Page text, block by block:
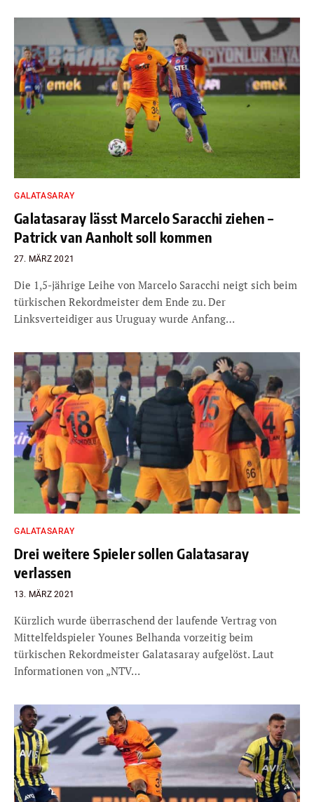
GALATASARAY
Galatasaray lässt Marcelo Saracchi ziehen –
Patrick van Aanholt soll kommen
27. MÄRZ 2021
Die 1,5-jährige Leihe von Marcelo Saracchi neigt sich beim
türkischen Rekordmeister dem Ende zu. Der
Linksverteidiger aus Uruguay wurde Anfang…
GALATASARAY
Drei weitere Spieler sollen Galatasaray
verlassen
13. MÄRZ 2021
Kürzlich wurde überraschend der laufende Vertrag von
Mittelfeldspieler Younes Belhanda vorzeitig beim
türkischen Rekordmeister Galatasaray aufgelöst. Laut
Informationen von „NTV…